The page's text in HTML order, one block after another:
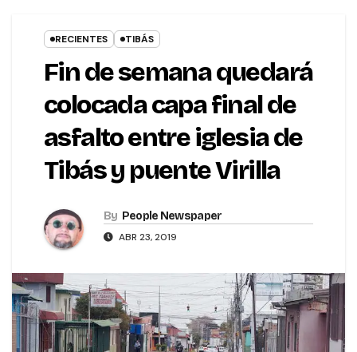
RECIENTES TIBÁS
Fin de semana quedará
colocada capa final de
asfalto entre iglesia de
Tibás y puente Virilla
By People Newspaper
ABR 23, 2019